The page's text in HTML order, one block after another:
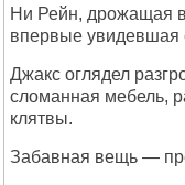
Ни Рейн, дрожащая
впервые увидевшая
Джакс оглядел
сломанная мебель,
клятвы.
Забавная вещь —